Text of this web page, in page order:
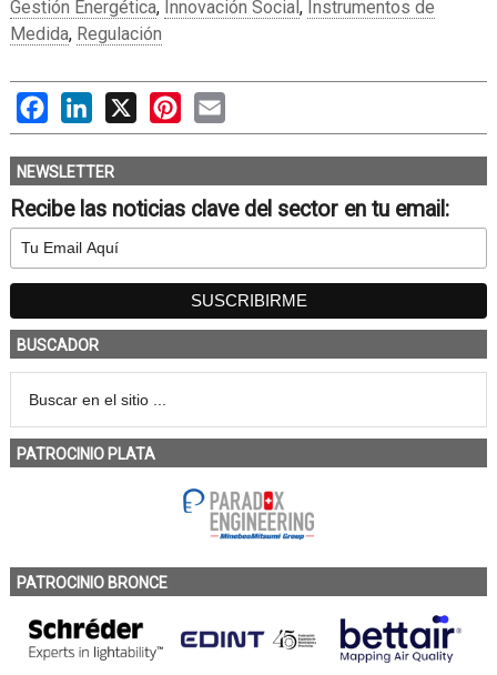
Gestión Energética, Innovación Social , Instrumentos de
Medida, Regulación
FacebookLinkedIn
X PinterestEmail
NEWSLETTER
Recibe las noticias clave del sector en tu email:
BUSCADOR
PATROCINIO PLATA
PATROCINIO BRONCE